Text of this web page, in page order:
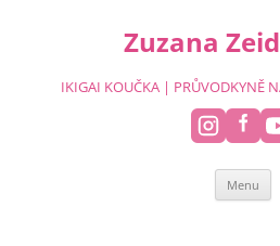
Zuzana
IKIGAI KOUČKA | PRŮVODKYNĚ
Menu